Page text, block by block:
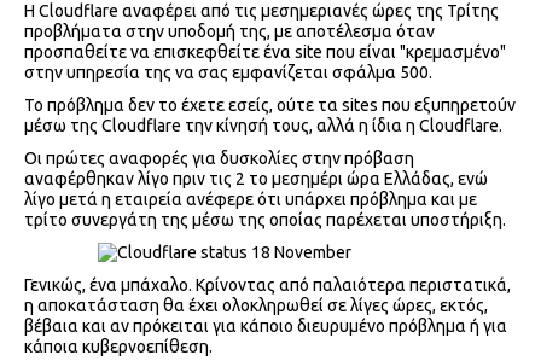
H Cloudflare αναφέρει από τις μεσημεριανές ώρες της Τρίτης
προβλήματα στην υποδομή της, με αποτέλεσμα όταν
προσπαθείτε να επισκεφθείτε ένα site που είναι "κρεμασμένο"
στην υπηρεσία της να σας εμφανίζεται σφάλμα 500.
Το πρόβλημα δεν το έχετε εσείς, ούτε τα sites που εξυπηρετούν
μέσω της Cloudflare την κίνησή τους, αλλά η ίδια η Cloudflare.
Οι πρώτες αναφορές για δυσκολίες στην πρόβαση
αναφέρθηκαν λίγο πριν τις 2 το μεσημέρι ώρα Ελλάδας, ενώ
λίγο μετά η εταιρεία ανέφερε ότι υπάρχει πρόβλημα και με
τρίτο συνεργάτη της μέσω της οποίας παρέχεται υποστήριξη.
Γενικώς, ένα μπάχαλο. Κρίνοντας από παλαιότερα περιστατικά,
η αποκατάσταση θα έχει ολοκληρωθεί σε λίγες ώρες, εκτός,
βέβαια και αν πρόκειται για κάποιο διευρυμένο πρόβλημα ή για
κάποια κυβερνοεπίθεση.